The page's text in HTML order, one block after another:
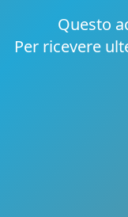
Questo
Per ricevere